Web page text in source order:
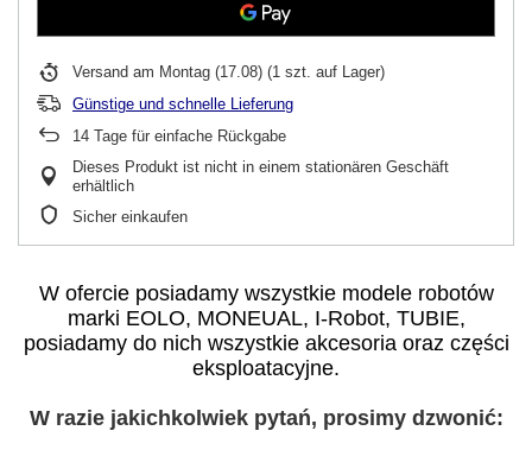
Versand am Montag (17.08) (1 szt. auf Lager)
Günstige und schnelle Lieferung
14 Tage für einfache Rückgabe
Dieses Produkt ist nicht in einem stationären Geschäft
erhältlich
Sicher einkaufen
W ofercie posiadamy wszystkie modele robotów
marki EOLO, MONEUAL, I-Robot, TUBIE,
posiadamy do nich wszystkie akcesoria oraz części
eksploatacyjne.
W razie jakichkolwiek pytań, prosimy dzwonić: